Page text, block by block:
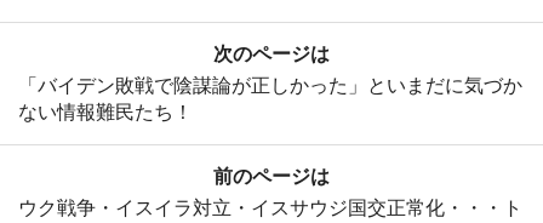
前のページは
ウク戦争・イスイラ対立・イスサウジ国交正常化・・・ト
次のページは
「バイデン敗戦で陰謀論が正しかった」といまだに気づか
ない情報難民たち！